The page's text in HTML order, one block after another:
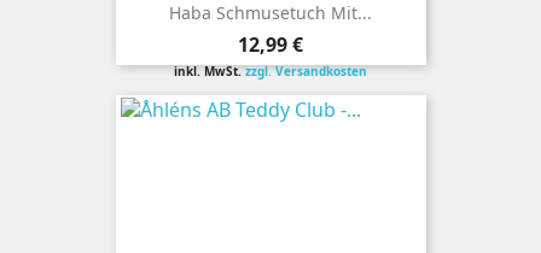
Haba Schmusetuch Mit...
Preis
12,99 €
inkl. MwSt.zzgl. Versandkosten